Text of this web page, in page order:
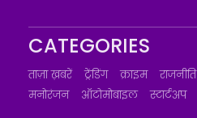
CATEGORIES
ताज़ा ख़बरें ट्रेंडिंग क्राइम राजनीति
मनोरंजन
ऑटोमोबाइल स्टार्टअप